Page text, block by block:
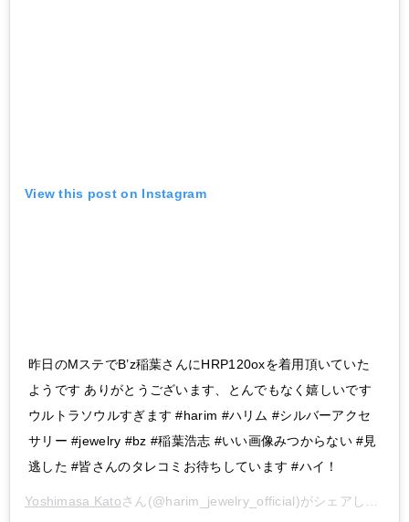
View this post on Instagram
昨日のMステでB’z稲葉さんにHRP120oxを着用頂いていた
ようです ありがとうございます、とんでもなく嬉しいです
ウルトラソウルすぎます #harim #ハリム #シルバーアクセ
サリー #jewelry #bz #稲葉浩志 #いい画像みつからない #見
逃した #皆さんのタレコミお待ちしています #ハイ！
Yoshimasa Katoさん(@harim_jewelry_official)がシェアした投稿 –